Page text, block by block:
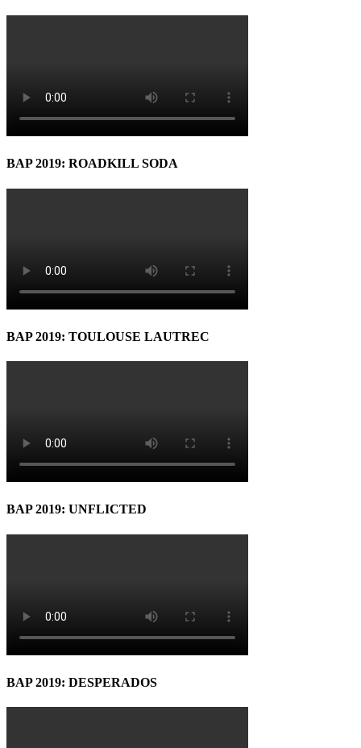
BAP 2019: ROADKILL SODA
BAP 2019: TOULOUSE LAUTREC
BAP 2019: UNFLICTED
BAP 2019: DESPERADOS